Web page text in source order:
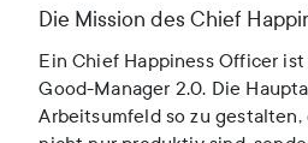
Die Mission des Chief
Ein Chief Happiness Officer
Good-Manager 2.0. Die
Arbeitsumfeld so zu